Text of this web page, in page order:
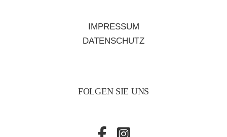
IMPRESSUM
DATENSCHUTZ
FOLGEN SIE UNS